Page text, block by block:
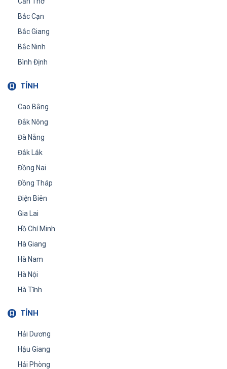
Bắc Cạn
Bắc Giang
Bắc Ninh
Bình Định
TỈNH
Cao Bằng
Đắk Nông
Đà Nẵng
Đắk Lắk
Đồng Nai
Đồng Tháp
Điện Biên
Gia Lai
Hồ Chí Minh
Hà Giang
Hà Nam
Hà Nội
Hà Tĩnh
TỈNH
Hải Dương
Hậu Giang
Hải Phòng